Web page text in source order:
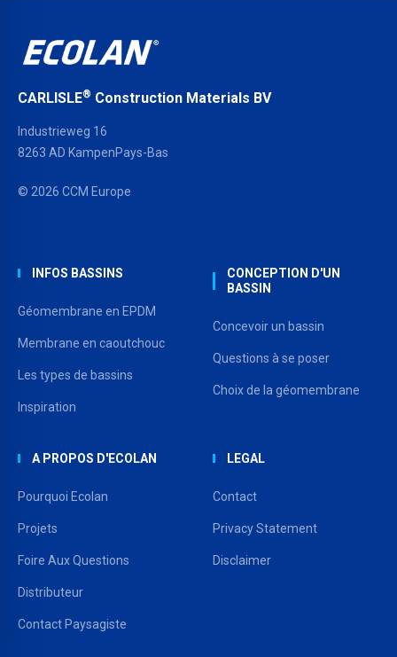
CARLISLE® Construction Materials BV
Industrieweg 16
8263 AD KampenPays-Bas
© 2026 CCM Europe
INFOS BASSINS
Géomembrane en EPDM
Membrane en caoutchouc
Les types de bassins
Inspiration
CONCEPTION D'UN
BASSIN
Concevoir un bassin
Questions à se poser
Choix de la géomembrane
A PROPOS D'ECOLAN
Pourquoi Ecolan
Projets
Foire Aux Questions
Distributeur
Contact Paysagiste
LEGAL
Contact
Privacy Statement
Disclaimer